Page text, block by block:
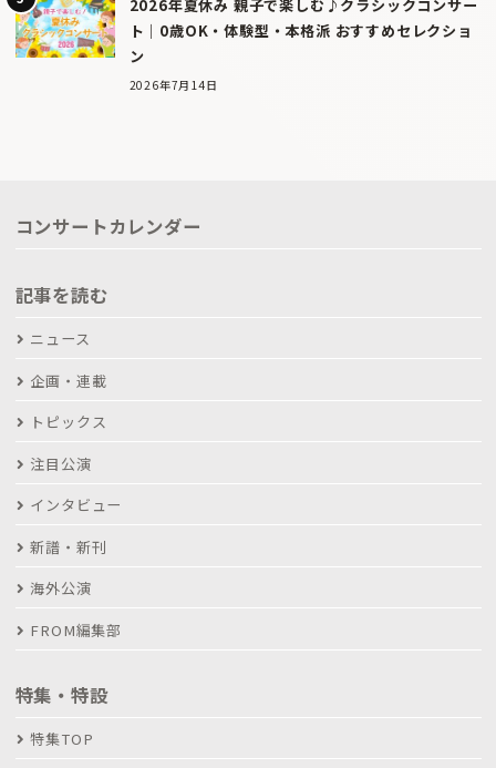
2026年夏休み 親子で楽しむ♪クラシックコンサー
ト｜0歳OK・体験型・本格派 おすすめセレクショ
ン
2026年7月14日
コンサートカレンダー
記事を読む
ニュース
企画・連載
トピックス
注目公演
インタビュー
新譜・新刊
海外公演
FROM編集部
特集・特設
特集TOP